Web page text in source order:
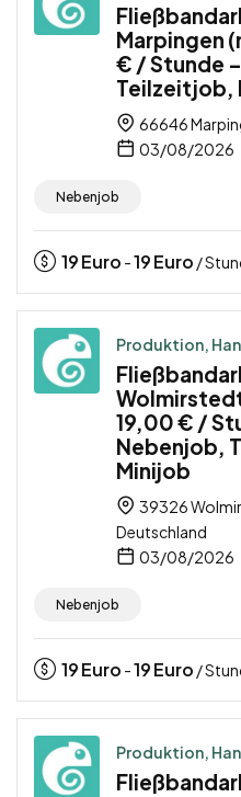
Marpingen
€ / Stunde
Teilzeitjob,
66646
03/08/2026
Nebenjob
19Euro -19Euro /
Produktion,
19,00 € /
Nebenjob,
Minijob
39326
Deutschland
03/08/2026
Nebenjob
19Euro -19Euro /
Produktion,